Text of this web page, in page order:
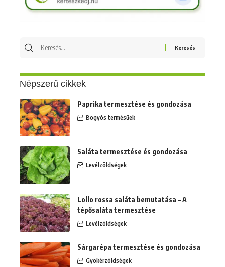
Keresés
Népszerű cikkek
Paprika termesztése és gondozása
Bogyós termésűek
Saláta termesztése és gondozása
Levélzöldségek
Lollo rossa saláta bemutatása – A
tépősaláta termesztése
Levélzöldségek
Sárgarépa termesztése és gondozása
Gyökérzöldségek